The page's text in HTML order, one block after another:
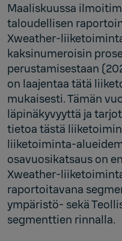
Maaliskuussa
taloudellisen
Xweather-
kaksinumeroisin
perustamisestaan
on laajentaa tätä
mukaisesti. Tämän
läpinäkyvyyttä ja
tietoa tästä
liiketoiminta-
osavuosikatsaus on
Xweather-
raportoitavana
ympäristö- sekä
segmenttien rinnalla.